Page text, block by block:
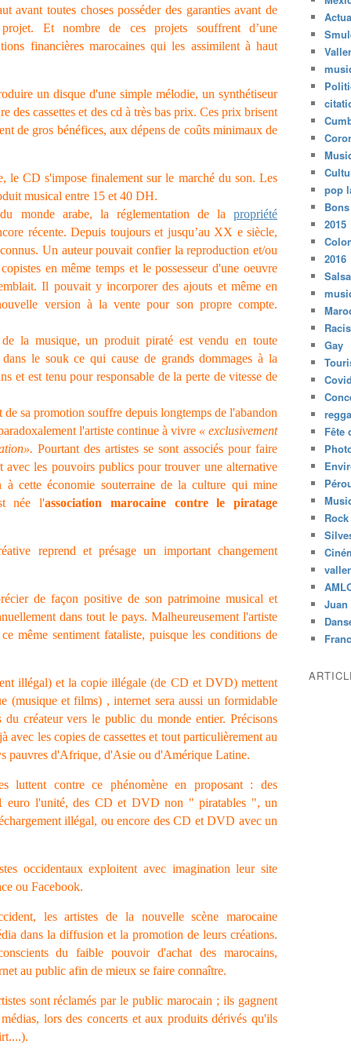
avant toutes choses posséder des garanties avant de
Et nombre de ces projets souffrent d’une
financières marocaines qui les assimilent à haut
un disque d'une simple mélodie, un synthétiseur
des cassettes et des cd à très bas prix. Ces prix brisent
de gros bénéfices, aux dépens de coûts minimaux de
le CD s'impose finalement sur le marché du son. Les
musical entre 15 et 40 DH.
monde arabe, la réglementation de la
propriété
récente. Depuis toujours et jusqu’au XX e siècle,
Un auteur pouvait confier la reproduction et/ou
en même temps et le possesseur d'une oeuvre
Il pouvait y incorporer des ajouts et même en
version à la vente pour son propre compte.
la musique, un produit piraté est vendu en toute
le souk ce qui cause de grands dommages à la
et est tenu pour responsable de la perte de vitesse de
sa promotion souffre depuis longtemps de l'abandon
l'artiste continue à vivre « exclusivement
Pourtant des artistes se sont associés pour faire
les pouvoirs publics pour trouver une alternative
cette économie souterraine de la culture qui mine
née l'association marocaine contre le piratage
reprend et présage un important changement
de façon positive de son patrimoine musical et
dans tout le pays. Malheureusement l'artiste
même sentiment fataliste, puisque les conditions de
illégal) et la copie illégale (de CD et DVD) mettent
(musique et films) , internet sera aussi un formidable
créateur vers le public du monde entier. Précisons
avec les copies de cassettes et tout particulièrement au
pauvres d'Afrique, d'Asie ou d'Amérique Latine.
luttent contre ce phénomène en proposant : des
euro l'unité, des CD et DVD non " piratables ", un
illégal, ou encore des CD et DVD avec un
occidentaux exploitent avec imagination leur site
ou Facebook.
les artistes de la nouvelle scène marocaine
dans la diffusion et la promotion de leurs créations.
du faible pouvoir d'achat des marocains,
au public afin de mieux se faire connaître.
sont réclamés par le public marocain ; ils gagnent
lors des concerts et aux produits dérivés qu'ils
pop
2015
2016
Salsa
Gay
Fête
Rock
Juan